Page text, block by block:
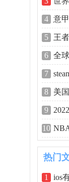
4 意甲
5 王者
6 全球
7
8 美国
9 2022
10 NBA
热门
1 ios